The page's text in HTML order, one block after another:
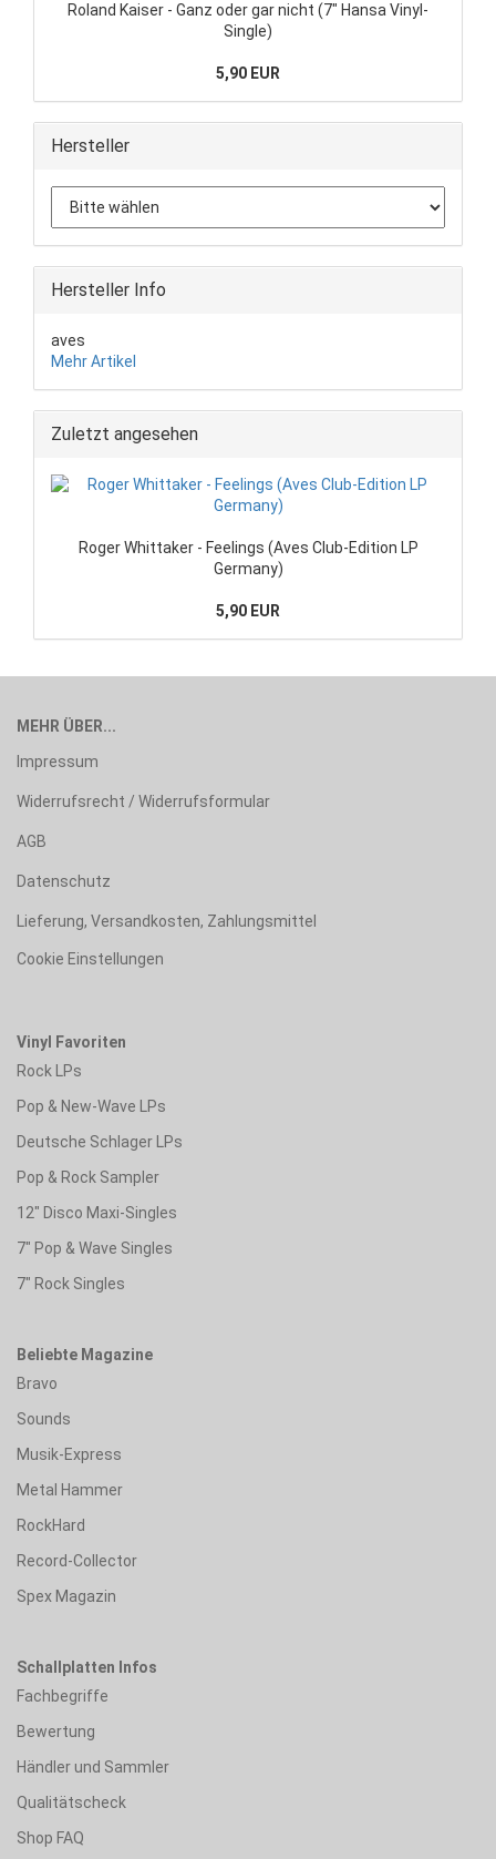
Roland Kaiser - Ganz oder gar nicht (7" Hansa Vinyl-
Single)
5,90 EUR
Hersteller
Hersteller Info
aves
Mehr Artikel
Zuletzt angesehen
Roger Whittaker - Feelings (Aves Club-Edition LP
Germany)
5,90 EUR
MEHR ÜBER...
Impressum
Widerrufsrecht / Widerrufsformular
AGB
Datenschutz
Lieferung, Versandkosten, Zahlungsmittel
Cookie Einstellungen
Vinyl Favoriten
Rock LPs
Pop & New-Wave LPs
Deutsche Schlager LPs
Pop & Rock Sampler
12" Disco Maxi-Singles
7" Pop & Wave Singles
7" Rock Singles
Beliebte Magazine
Bravo
Sounds
Musik-Express
Metal Hammer
RockHard
Record-Collector
Spex Magazin
Schallplatten Infos
Fachbegriffe
Bewertung
Händler und Sammler
Qualitätscheck
Shop FAQ